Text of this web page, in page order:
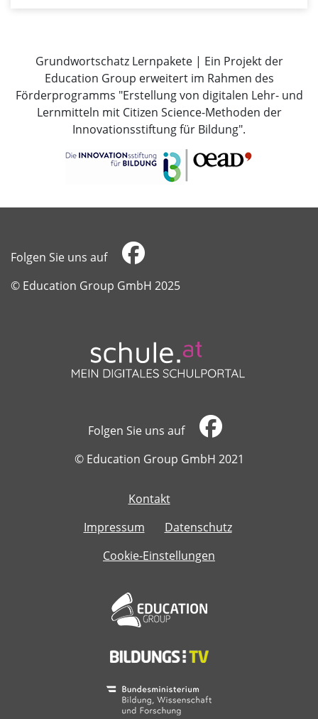
Grundwortschatz Lernpakete | Ein Projekt der
Education Group erweitert im Rahmen des
Förderprogramms "Erstellung von digitalen Lehr- und
Lernmitteln mit Citizen Science-Methoden der
Innovationsstiftung für Bildung".
Folgen Sie uns auf
​​​​​​​© Education Group GmbH 2025
Folgen Sie uns auf
​​​​​​​© Education Group GmbH 2021
Kontakt
Impressum
Datenschutz
Cookie-Einstellungen